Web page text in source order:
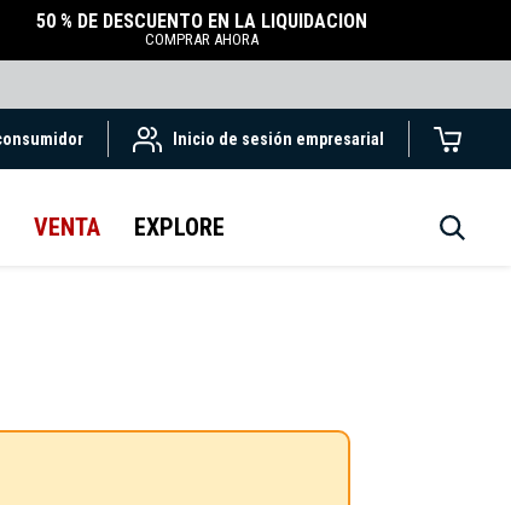
50 % DE DESCUENTO EN LA LIQUIDACIÓN
COMPRAR AHORA
Inicio de sesión empresarial
VENTA EXPLORE